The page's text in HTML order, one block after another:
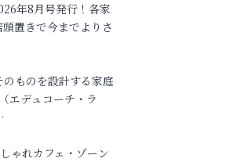
年8月号発行！各家
置きで今までよりさ
ものを設計する家庭
デュコーチ・ラ
ゃれカフェ・ゾーン